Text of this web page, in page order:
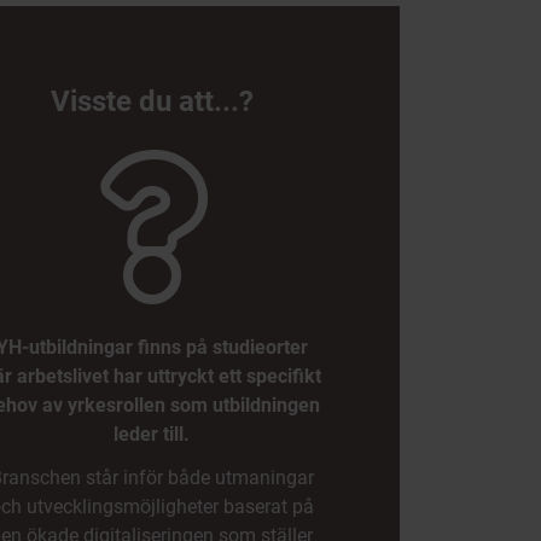
Visste du att...?
utbildningar finns på studieorter
arbetslivet har uttryckt ett specifikt
av yrkesrollen som utbildningen
leder till.
står inför både utmaningar
utvecklingsmöjligheter baserat på
ökade digitaliseringen som ställer